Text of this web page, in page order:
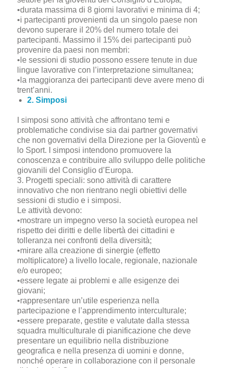
•durata massima di 8 giorni lavorativi e minima di 4;
•i partecipanti provenienti da un singolo paese non
devono superare il 20% del numero totale dei
partecipanti. Massimo il 15% dei partecipanti può
provenire da paesi non membri:
•le sessioni di studio possono essere tenute in due
lingue lavorative con l’interpretazione simultanea;
•la maggioranza dei partecipanti deve avere meno di
trent’anni.
2. Simposi
I simposi sono attività che affrontano temi e
problematiche condivise sia dai partner governativi
che non governativi della Direzione per la Gioventù e
lo Sport. I simposi intendono promuovere la
conoscenza e contribuire allo sviluppo delle politiche
giovanili del Consiglio d’Europa.
3. Progetti speciali: sono attività di carattere
innovativo che non rientrano negli obiettivi delle
sessioni di studio e i simposi.
Le attività devono:
•mostrare un impegno verso la società europea nel
rispetto dei diritti e delle libertà dei cittadini e
tolleranza nei confronti della diversità;
•mirare alla creazione di sinergie (effetto
moltiplicatore) a livello locale, regionale, nazionale
e/o europeo;
•essere legate ai problemi e alle esigenze dei
giovani;
•rappresentare un’utile esperienza nella
partecipazione e l’apprendimento interculturale;
•essere preparate, gestite e valutate dalla stessa
squadra multiculturale di pianificazione che deve
presentare un equilibrio nella distribuzione
geografica e nella presenza di uomini e donne,
nonché operare in collaborazione con il personale